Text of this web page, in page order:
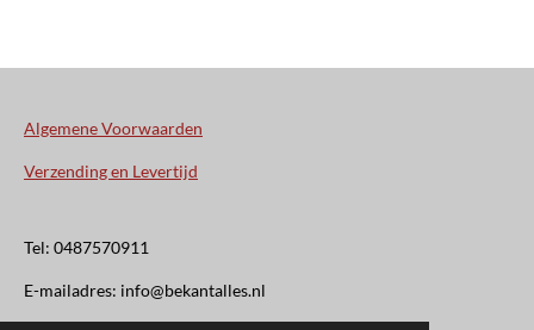
Algemene Voorwaarden
Verzending en Levertijd
Tel: 0487570911
E-mailadres: info@bekantalles.nl